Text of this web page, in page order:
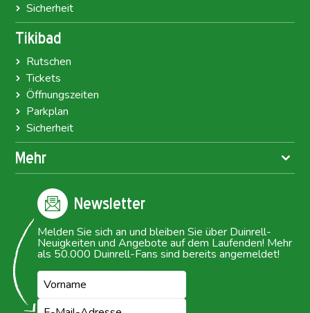
Sicherheit
Tikibad
Rutschen
Tickets
Öffnungszeiten
Parkplan
Sicherheit
Mehr
Newsletter
Melden Sie sich an und bleiben Sie über Duinrell-
Neuigkeiten und Angebote auf dem Laufenden! Mehr
als 50.000 Duinrell-Fans sind bereits angemeldet!